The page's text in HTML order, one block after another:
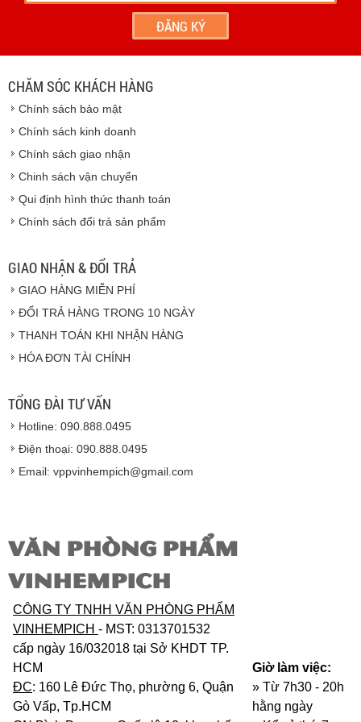
- Hoặc chúng tôi sẽcử nhân viên giao hàng
địa chỉ khách hàng cung cấp.
Vinhempich
CAM KẾT CHẤT LƯỢNG
Hàng hóa được giao cho quý khách là hàng mới
100% nguyên đai nguyên kiện.
Vinhempich
độ bảo hành sản phẩm đối với nhà sản xuất hoặc
nhà nhập khẩu nếu sản phẩm bị lỗi hoặc hỏng hóc
CHĂM SÓC KHÁCH HÀNG
Chính sách bảo mật
Chính sách kinh doanh
Chính sách giao nhận
Chinh sách vận chuyển
Qui định hình thức thanh toán
Chính sách đổi trả sản phẩm
GIAO NHẬN & ĐỔI TRẢ
GIAO HÀNG MIỄN PHÍ
ĐỔI TRẢ HÀNG TRONG 10 NGÀY
THANH TOÁN KHI NHẬN HÀNG
HÓA ĐƠN TÀI CHÍNH
TỔNG ĐÀI TƯ VẤN
Hotline: 090.888.0495
Điện thoại: 090.888.0495
Email: vppvinhempich@gmail.com
VĂN PHÒNG PHẨM
VINHEMPICH
CÔNG TY TNHH VĂN PHÒNG PHẨM
VINHEMPICH - MST: 0313701532
cấp ngày 16/032018 tại Sở KHDT TP.
HCM
ĐC: 160 Lê Đức Thọ, phường 6, Quận
Gò Vấp, Tp.HCM
Giờ làm việc:
» Từ 7h30 - 20h
hằng ngày